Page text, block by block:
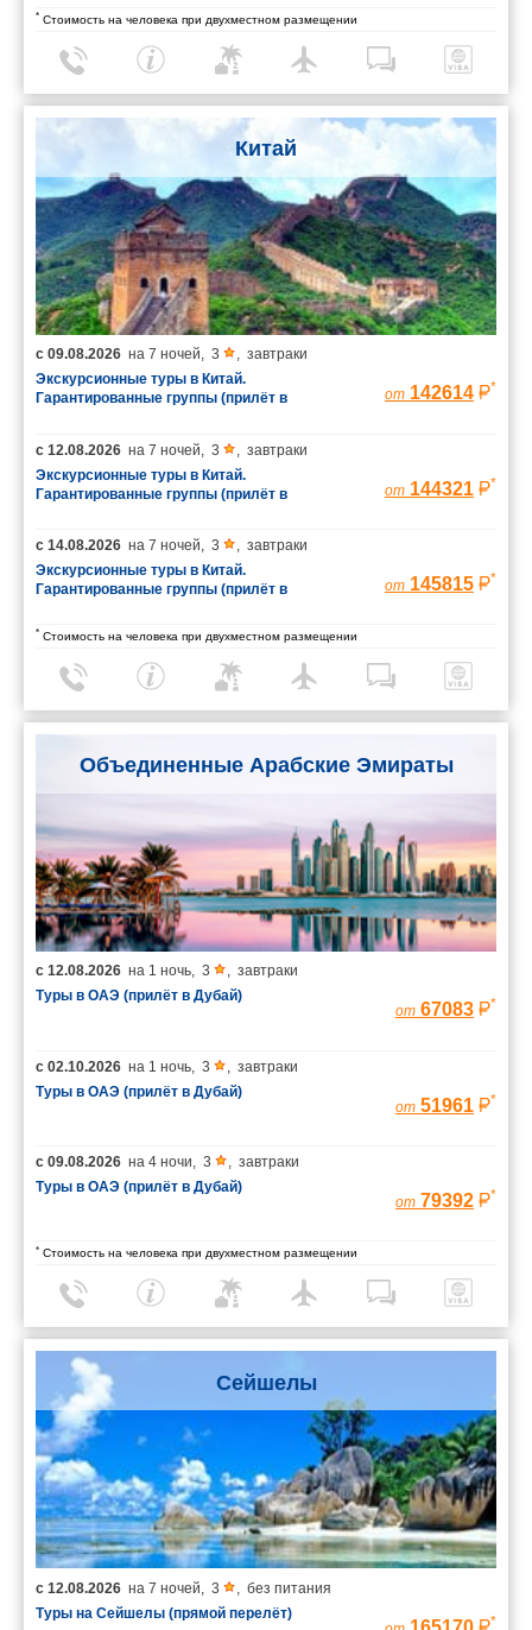
* Стоимость на человека при двухместном размещении
Китай
с 09.08.2026 на 7 ночей, 3 , завтраки
Экскурсионные туры в Китай.
Гарантированные группы (прилёт в
от 142614 *
с 12.08.2026 на 7 ночей, 3 , завтраки
Экскурсионные туры в Китай.
Гарантированные группы (прилёт в
от 144321 *
с 14.08.2026 на 7 ночей, 3 , завтраки
Экскурсионные туры в Китай.
Гарантированные группы (прилёт в
от 145815 *
* Стоимость на человека при двухместном размещении
Объединенные Арабские Эмираты
с 12.08.2026 на 1 ночь, 3 , завтраки
Туры в ОАЭ (прилёт в Дубай)
от 67083 *
с 02.10.2026 на 1 ночь, 3 , завтраки
Туры в ОАЭ (прилёт в Дубай)
от 51961 *
с 09.08.2026 на 4 ночи, 3 , завтраки
Туры в ОАЭ (прилёт в Дубай)
от 79392 *
* Стоимость на человека при двухместном размещении
Сейшелы
с 12.08.2026 на 7 ночей 3
без питания
Туры на Сейшелы (прямой перелёт)
*